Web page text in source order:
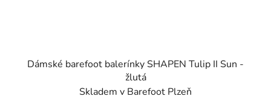
Dámské barefoot balerínky SHAPEN Tulip II Sun -
žlutá
Skladem v Barefoot Plzeň